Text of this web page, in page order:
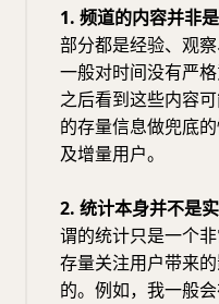
1. 频道的内容并非
部分都是经验、观
一般对时间没有严
之后看到这些内容
的存量信息做兜底
及增量用户。
2. 统计本身并不是
谓的统计只是一个
存量关注用户带来
的。例如，我一般